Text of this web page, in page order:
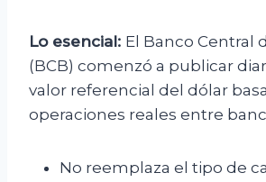
Lo esencial: El Banco Central
(BCB) comenzó a publicar
valor referencial del dólar
operaciones reales entre
No reemplaza el tipo de